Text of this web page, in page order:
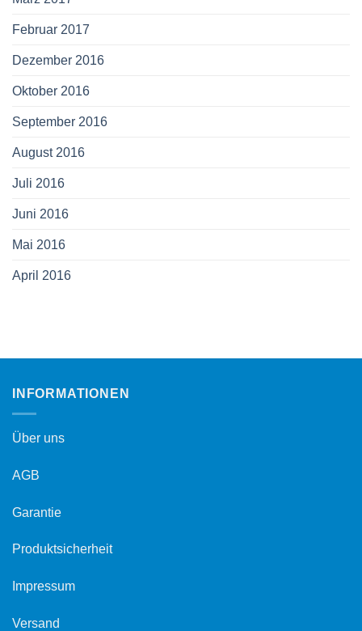
Februar 2017
Dezember 2016
Oktober 2016
September 2016
August 2016
Juli 2016
Juni 2016
Mai 2016
April 2016
INFORMATIONEN
Über uns
AGB
Garantie
Produktsicherheit
Impressum
Versand